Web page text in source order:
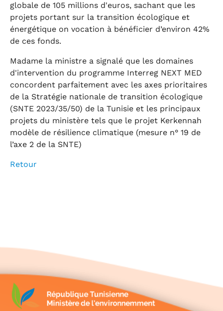
globale de 105 millions d'euros, sachant que les
projets portant sur la transition écologique et
énergétique on vocation à bénéficier d’environ 42%
de ces fonds.
Madame la ministre a signalé que les domaines
d'intervention du programme Interreg NEXT MED
concordent parfaitement avec les axes prioritaires
de la Stratégie nationale de transition écologique
(SNTE 2023/35/50) de la Tunisie et les principaux
projets du ministère tels que le projet Kerkennah
modèle de résilience climatique (mesure n° 19 de
l’axe 2 de la SNTE)
Retour